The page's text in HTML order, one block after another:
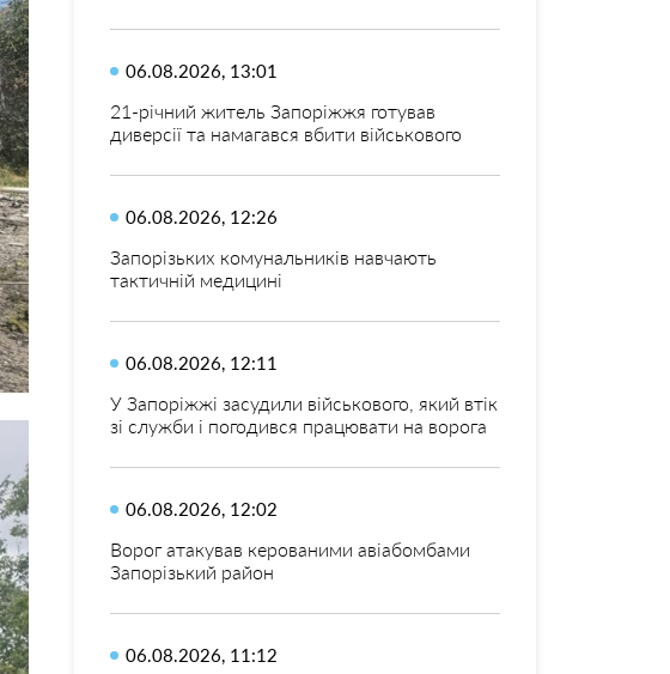
06.08.2026, 13:01
21-річний житель Запоріжжя готував
диверсії та намагався вбити військового
06.08.2026, 12:26
Запорізьких комунальників навчають
тактичній медицині
06.08.2026, 12:11
У Запоріжжі засудили військового, який втік
зі служби і погодився працювати на ворога
06.08.2026, 12:02
Ворог атакував керованими авіабомбами
Запорізький район
06.08.2026, 11:12